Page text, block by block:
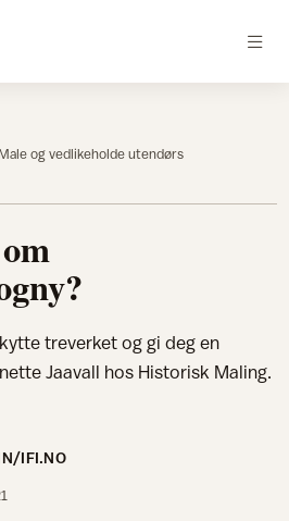
Male og vedlikeholde utendørs
treverket og gi deg en
Jaavall hos Historisk Maling.
IFI.NO